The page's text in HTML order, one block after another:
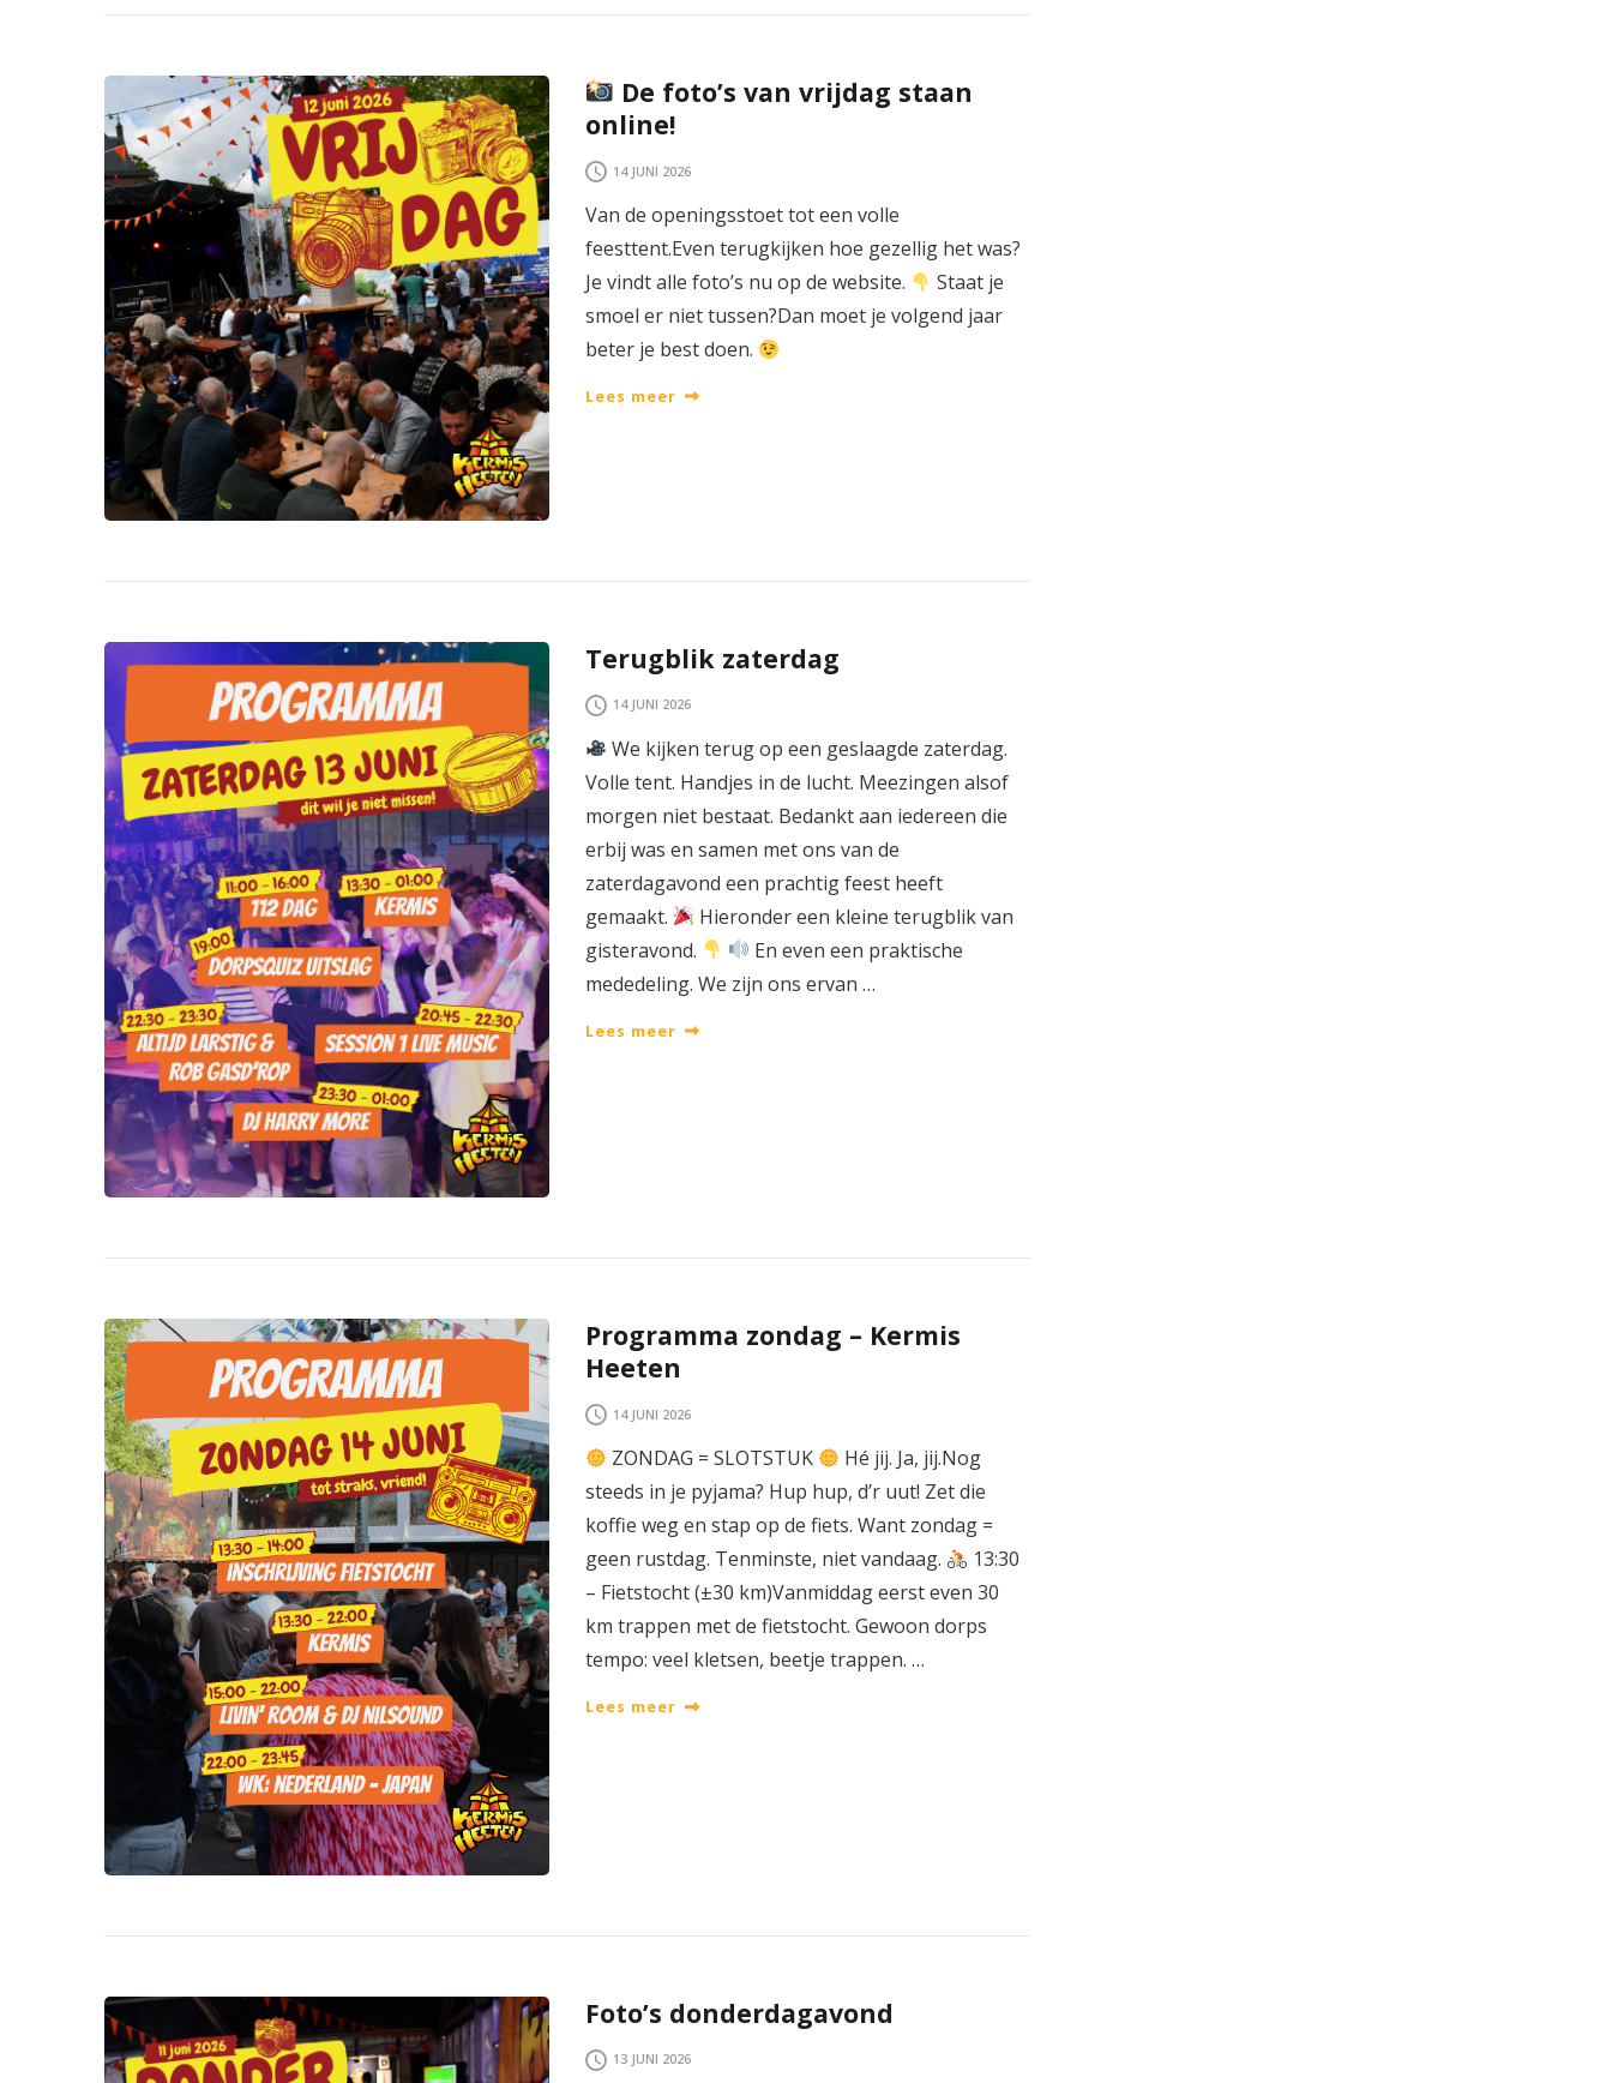
De foto’s van vrijdag staan
online!
14 JUNI 2026
Van de openingsstoet tot een volle
feesttent.Even terugkijken hoe gezellig het was?
Je vindt alle foto’s nu op de website.
Staat je
smoel er niet tussen?Dan moet je volgend jaar
beter je best doen.
Lees meer
Terugblik zaterdag
14 JUNI 2026
We kijken terug op een geslaagde zaterdag.
Volle tent. Handjes in de lucht. Meezingen alsof
morgen niet bestaat. Bedankt aan iedereen die
erbij was en samen met ons van de
zaterdagavond een prachtig feest heeft
gemaakt.
Hieronder een kleine terugblik van
gisteravond.
En even een praktische
mededeling. We zijn ons ervan …
Lees meer
Programma zondag – Kermis
Heeten
14 JUNI 2026
ZONDAG = SLOTSTUK
Hé jij. Ja, jij.Nog
steeds in je pyjama? Hup hup, d’r uut! Zet die
koffie weg en stap op de fiets. Want zondag =
geen rustdag. Tenminste, niet vandaag.
‍ 13:30
– Fietstocht (±30 km)Vanmiddag eerst even 30
km trappen met de fietstocht. Gewoon dorps
tempo: veel kletsen, beetje trappen. …
Lees meer
Foto’s donderdagavond
13 JUNI 2026